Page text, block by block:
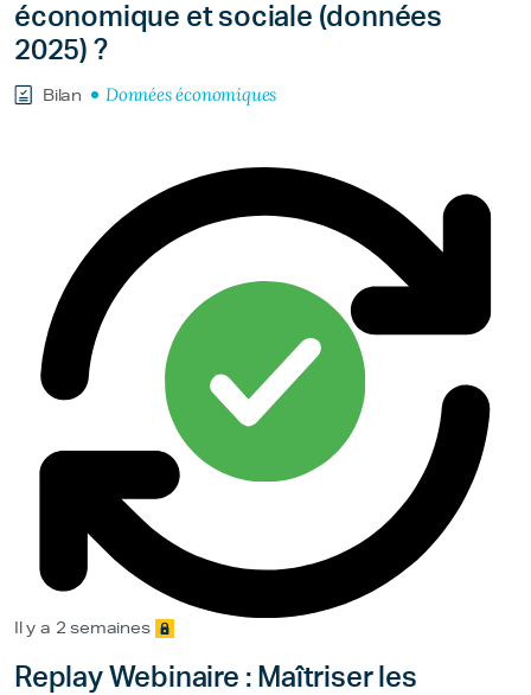
économique et sociale (données
2025) ?
Bilan Données économiques
Il y a 2 semaines
Replay Webinaire : Maîtriser les